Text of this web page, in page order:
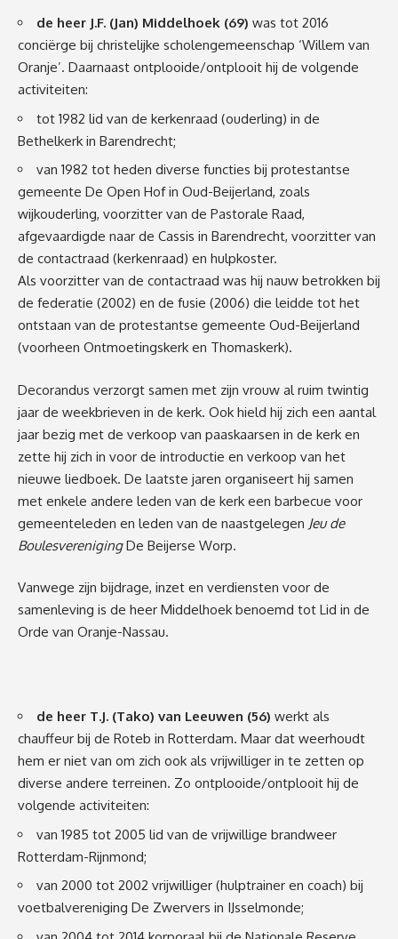
de heer J.F. (Jan) Middelhoek (69) was tot 2016
conciërge bij christelijke scholengemeenschap ‘Willem van
Oranje’. Daarnaast ontplooide/ontplooit hij de volgende
activiteiten:
tot 1982 lid van de kerkenraad (ouderling) in de
Bethelkerk in Barendrecht;
van 1982 tot heden diverse functies bij protestantse
gemeente De Open Hof in Oud-Beijerland, zoals
wijkouderling, voorzitter van de Pastorale Raad,
afgevaardigde naar de Cassis in Barendrecht, voorzitter van
de contactraad (kerkenraad) en hulpkoster.
Als voorzitter van de contactraad was hij nauw betrokken bij
de federatie (2002) en de fusie (2006) die leidde tot het
ontstaan van de protestantse gemeente Oud-Beijerland
(voorheen Ontmoetingskerk en Thomaskerk).
Decorandus verzorgt samen met zijn vrouw al ruim twintig
jaar de weekbrieven in de kerk. Ook hield hij zich een aantal
jaar bezig met de verkoop van paaskaarsen in de kerk en
zette hij zich in voor de introductie en verkoop van het
nieuwe liedboek. De laatste jaren organiseert hij samen
met enkele andere leden van de kerk een barbecue voor
gemeenteleden en leden van de naastgelegen Jeu de
BoulesverenigingDe Beijerse Worp.
Vanwege zijn bijdrage, inzet en verdiensten voor de
samenleving is de heer Middelhoek benoemd tot Lid in de
Orde van Oranje-Nassau.
de heer T.J. (Tako) van Leeuwen (56) werkt als
chauffeur bij de Roteb in Rotterdam. Maar dat weerhoudt
hem er niet van om zich ook als vrijwilliger in te zetten op
diverse andere terreinen. Zo ontplooide/ontplooit hij de
volgende activiteiten:
van 1985 tot 2005 lid van de vrijwillige brandweer
Rotterdam-Rijnmond;
van 2000 tot 2002 vrijwilliger (hulptrainer en coach) bij
voetbalvereniging De Zwervers in IJsselmonde;